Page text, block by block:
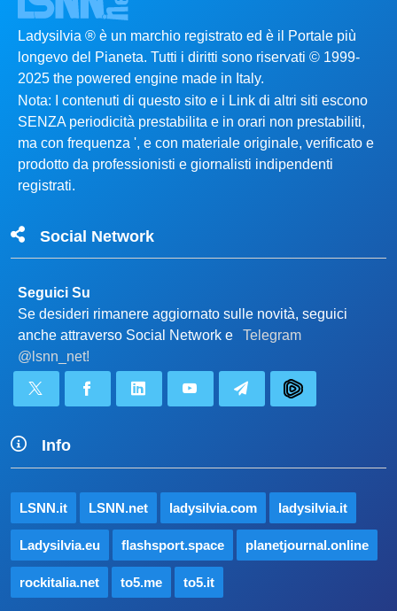
Ladysilvia ® è un marchio registrato ed è il Portale più
longevo del Pianeta. Tutti i diritti sono riservati © 1999-
2025 the powered engine made in Italy.
Nota: I contenuti di questo sito e i Link di altri siti escono
SENZA periodicità prestabilita e in orari non prestabiliti,
ma con frequenza ', e con materiale originale, verificato e
prodotto da professionisti e giornalisti indipendenti
registrati.
Social Network
Seguici Su
Se desideri rimanere aggiornato sulle novità, seguici
anche attraverso Social Network e
Telegram
@lsnn_net!
Info
LSNN.it LSNN.net ladysilvia.com ladysilvia.it
Ladysilvia.eu flashsport.space planetjournal.online
rockitalia.net to5.me to5.it